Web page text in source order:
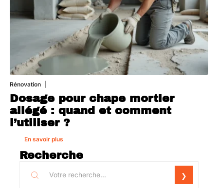
Rénovation
Dosage pour chape mortier
allégé : quand et comment
l’utiliser ?
En savoir plus
Recherche